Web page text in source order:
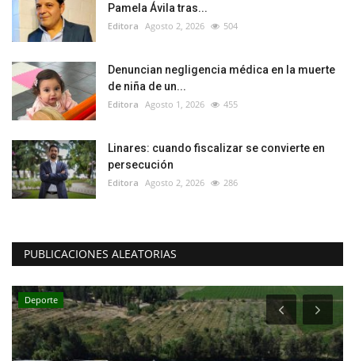
Pamela Ávila tras...
Editora Agosto 2, 2026 504
Denuncian negligencia médica en la muerte
de niña de un...
Editora Agosto 1, 2026 455
Linares: cuando fiscalizar se convierte en
persecución
Editora Agosto 2, 2026 286
PUBLICACIONES ALEATORIAS
Deporte